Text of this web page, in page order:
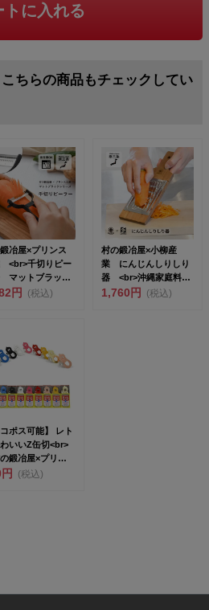
トに入れる
ちらの商品もチェックしてい
冶屋×プリンス
<br>千切りピー
マットブラッ
円 (税込)
村の鍛冶屋×小柳産
業 にんじんしりしり
器 <br>沖縄家庭料理
のにんじん...
1,760円 (税込)
コポス可能】 レト
いいZ缶切<br>
の鍛冶屋×プリン
...
(税込)